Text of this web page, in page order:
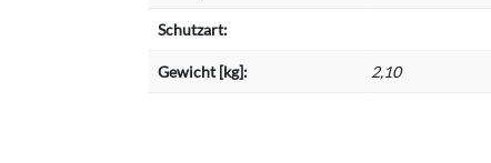
Schutzart:
Gewicht [kg]: 2,10